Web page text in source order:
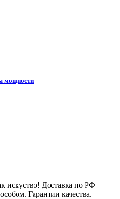
мощности
искуство! Доставка по РФ
Гарантии качества.